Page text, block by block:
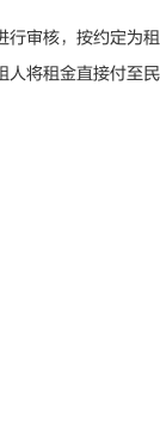
核，按约定为租
租金直接付至民